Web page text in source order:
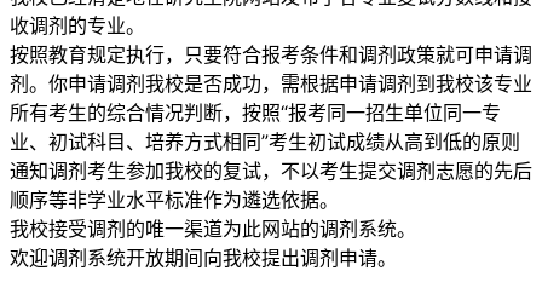
收调剂的专业。
按照教育规定执行，只要符合报考条件和调剂政策就可申请调
剂。你申请调剂我校是否成功，需根据申请调剂到我校该专业
所有考生的综合情况判断，按照“报考同一招生单位同一专
业、初试科目、培养方式相同”考生初试成绩从高到低的原则
通知调剂考生参加我校的复试，不以考生提交调剂志愿的先后
顺序等非学业水平标准作为遴选依据。
我校接受调剂的唯一渠道为此网站的调剂系统。
欢迎调剂系统开放期间向我校提出调剂申请。